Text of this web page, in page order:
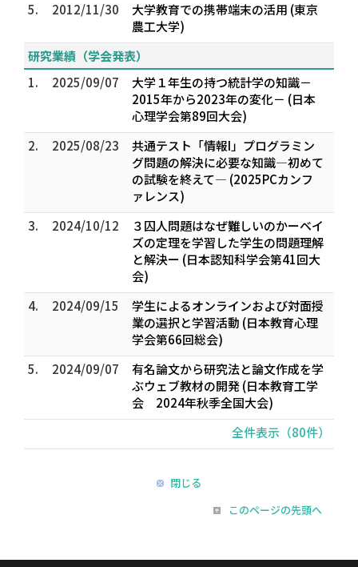
5.
2012/11/30
大学教育での携帯端末の活用 (東京
農工大学)
研究業績（学会発表）
1.
2025/09/07
大学１年生の持つ統計学の知識－
2015年から2023年の変化－ (日本
心理学会第89回大会)
2.
2025/08/23
共通テスト「情報I」プログラミン
グ問題の解決に必要な知識―初めて
の試験を終えて― (2025PCカンフ
ァレンス)
3.
2024/10/12
３囚人問題はなぜ難しいのかーベイ
ズの定理を学習した学生の問題理解
と解決ー (日本認知科学会第41回大
会)
4.
2024/09/15
学生によるオンラインおよび対面授
業の選択と学習活動 (日本教育心理
学会第66回総会)
5.
2024/09/07
有名論文から研究法と論文作成を学
ぶウェブ教材の開発 (日本教育工学
会 2024年秋季全国大会)
全件表示（80件）
閉じる
このページの先頭へ